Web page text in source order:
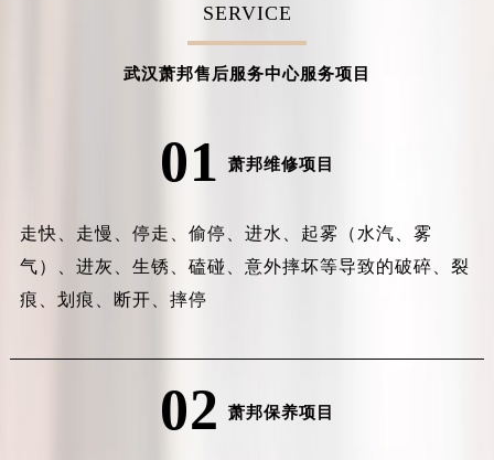
SERVICE
武汉萧邦售后服务中心服务项目
01 萧邦维修项目
走快、走慢、停走、偷停、进水、起雾（水汽、雾
气）、进灰、生锈、磕碰、意外摔坏等导致的破碎、裂
痕、划痕、断开、摔停
02 萧邦保养项目